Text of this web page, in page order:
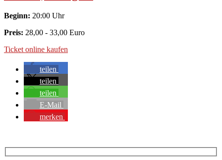
Beginn: 20:00 Uhr
Preis: 28,00 - 33,00 Euro
Ticket online kaufen
teilen
teilen
teilen
E-Mail
merken